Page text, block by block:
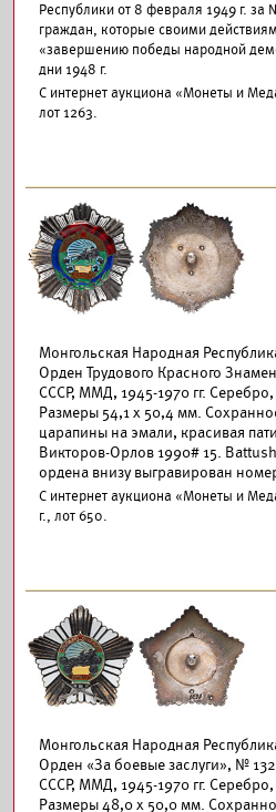
Республики от 8 февраля 1949 г.
граждан, которые своими
«завершению победы народной
дни 1948 г.
С интернет аукциона «Монеты и
лот 1263.
Монгольская Народная
Орден Трудового Красного
СССР, ММД, 1945-1970 гг. Серебро,
Размеры 54,1 х 50,4 мм.
царапины на эмали, красивая
Викторов-Орлов 1990# 15.
ордена внизу выгравирован
С интернет аукциона «Монеты и
г., лот 650.
Монгольская Народная
Орден «За боевые заслуги», №
СССР, ММД, 1945-1970 гг. Серебро,
Размеры 48,0 х 50,0 мм.